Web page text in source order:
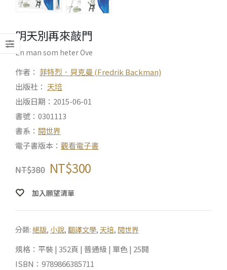
明天別再來敲門
En man som heter Ove
作者： 菲特烈．貝克曼 (Fredrik Backman)
出版社： 天培
出版日期：2015-06-01
書號：0301113
書系： 閱世界
電子書版本： 觀看電子書
NT$380 NT$300
加入願望清單
分類: 絕版, 小說, 翻譯文學, 天培, 閱世界
規格：平裝 | 352頁 | 普通級 | 單色 | 25開
ISBN：9789866385711